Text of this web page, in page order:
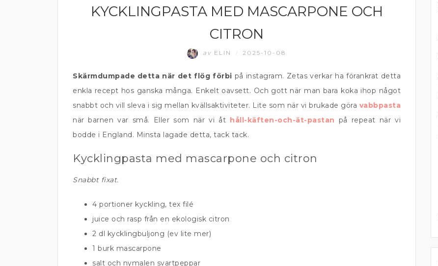
KYCKLINGKYCKLINGPASTA MED MASCARPONE OCH
CITRON
av ELIN 2025-10-08
Skärmdumpade detta när det flög förbi på instagram. Zetas verkar ha förankrat detta
enkla recept hos ganska många. Enkelt oavsett. Och gott när man bara koka ihop något
snabbt och vill sleva i sig mellan kvällsaktiviteter. Lite som när vi brukade göra vabbpasta
när barnen var små. Eller som när vi åt håll-käften-och-ät-pastan på repeat när vi
bodde i England. Minsta lagade detta, tack tack.
Kycklingpasta med mascarpone och citron
Snabbt fixat.
4 portioner kyckling, tex filé
juice och rasp från en ekologisk citron
2 dl kycklingbuljong (ev lite mer)
1 burk mascarpone
salt och nymalen svartpeppar